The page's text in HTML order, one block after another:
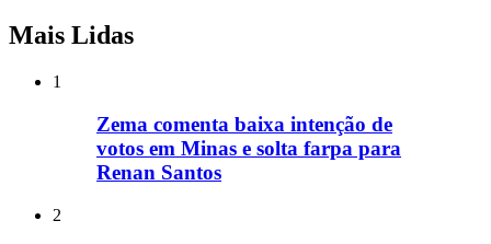
Mais Lidas
1
Zema comenta baixa intenção de
votos em Minas e solta farpa para
Renan Santos
2